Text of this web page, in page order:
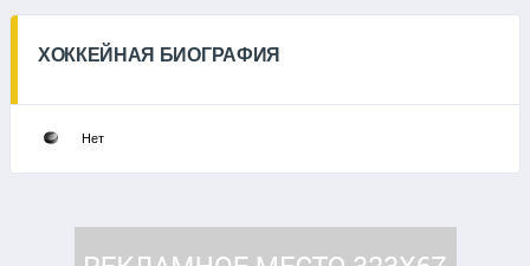
ХОККЕЙНАЯ БИОГРАФИЯ
Нет